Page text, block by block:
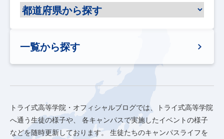
一覧から探す
トライ式高等学院・オフィシャルブログでは、トライ式高等学院
へ通う生徒の様子や、
各キャンパスで実施したイベントの様子
などを随時更新しております。
生徒たちのキャンパスライフを